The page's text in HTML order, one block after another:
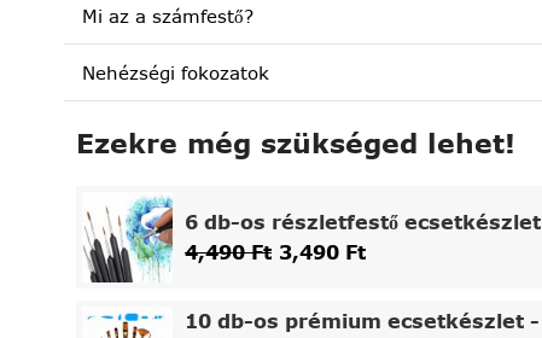
Mi az a számfestő?
Nehézségi fokozatok
Ezekre még szükséged lehet!
6 db-os részletfestő ecsetkészlet
4,490Ft 3,490 Ft
10 db-os prémium ecsetkészlet -